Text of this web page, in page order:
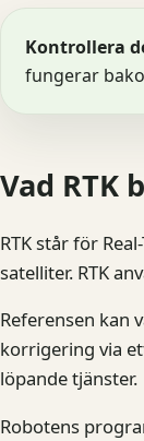
Kontrollera
fungerar
Vad RTK
RTK står för
satelliter. RTK
Referensen kan
korrigering via
löpande tjänster.
Robotens